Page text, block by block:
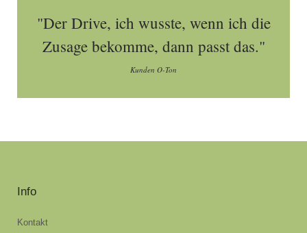
"Der Drive, ich wusste, wenn ich die
Zusage bekomme, dann passt das."
Kunden O-Ton
Info
Kontakt